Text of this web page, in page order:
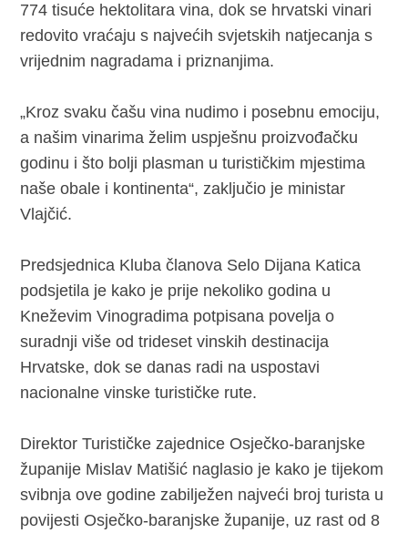
774 tisuće hektolitara vina, dok se hrvatski vinari
redovito vraćaju s najvećih svjetskih natjecanja s
vrijednim nagradama i priznanjima.
„Kroz svaku čašu vina nudimo i posebnu emociju,
a našim vinarima želim uspješnu proizvođačku
godinu i što bolji plasman u turističkim mjestima
naše obale i kontinenta“, zaključio je ministar
Vlajčić.
Predsjednica Kluba članova Selo Dijana Katica
podsjetila je kako je prije nekoliko godina u
Kneževim Vinogradima potpisana povelja o
suradnji više od trideset vinskih destinacija
Hrvatske, dok se danas radi na uspostavi
nacionalne vinske turističke rute.
Direktor Turističke zajednice Osječko-baranjske
županije Mislav Matišić naglasio je kako je tijekom
svibnja ove godine zabilježen najveći broj turista u
povijesti Osječko-baranjske županije, uz rast od 8